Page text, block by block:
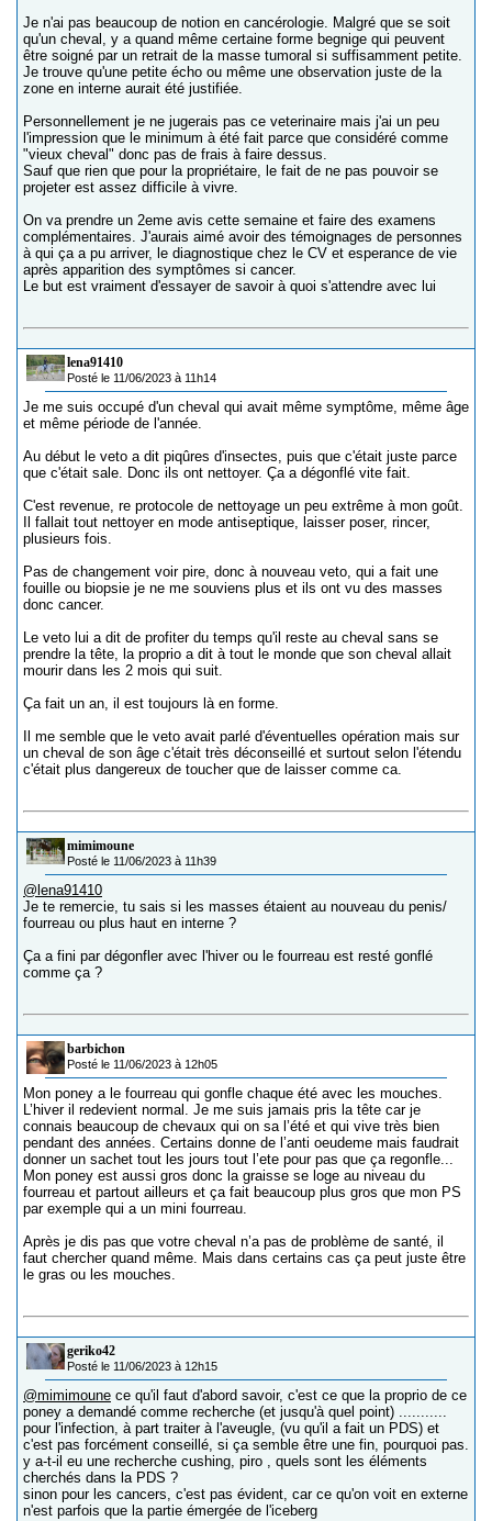
Je n'ai pas beaucoup de notion en cancérologie. Malgré que se soit
qu'un cheval, y a quand même certaine forme begnige qui peuvent
être soigné par un retrait de la masse tumoral si suffisamment petite.
Je trouve qu'une petite écho ou même une observation juste de la
zone en interne aurait été justifiée.
Personnellement je ne jugerais pas ce veterinaire mais j'ai un peu
l'impression que le minimum à été fait parce que considéré comme
"vieux cheval" donc pas de frais à faire dessus.
Sauf que rien que pour la propriétaire, le fait de ne pas pouvoir se
projeter est assez difficile à vivre.
On va prendre un 2eme avis cette semaine et faire des examens
complémentaires. J'aurais aimé avoir des témoignages de personnes
à qui ça a pu arriver, le diagnostique chez le CV et esperance de vie
après apparition des symptômes si cancer.
Le but est vraiment d'essayer de savoir à quoi s'attendre avec lui
lena91410
Posté le 11/06/2023 à 11h14
Je me suis occupé d'un cheval qui avait même symptôme, même âge
et même période de l'année.
Au début le veto a dit piqûres d'insectes, puis que c'était juste parce
que c'était sale. Donc ils ont nettoyer. Ça a dégonflé vite fait.
C'est revenue, re protocole de nettoyage un peu extrême à mon goût.
Il fallait tout nettoyer en mode antiseptique, laisser poser, rincer,
plusieurs fois.
Pas de changement voir pire, donc à nouveau veto, qui a fait une
fouille ou biopsie je ne me souviens plus et ils ont vu des masses
donc cancer.
Le veto lui a dit de profiter du temps qu'il reste au cheval sans se
prendre la tête, la proprio a dit à tout le monde que son cheval allait
mourir dans les 2 mois qui suit.
Ça fait un an, il est toujours là en forme.
Il me semble que le veto avait parlé d'éventuelles opération mais sur
un cheval de son âge c'était très déconseillé et surtout selon l'étendu
c'était plus dangereux de toucher que de laisser comme ca.
mimimoune
Posté le 11/06/2023 à 11h39
@lena91410
Je te remercie, tu sais si les masses étaient au nouveau du penis/
fourreau ou plus haut en interne ?
Ça a fini par dégonfler avec l'hiver ou le fourreau est resté gonflé
comme ça ?
barbichon
Posté le 11/06/2023 à 12h05
Mon poney a le fourreau qui gonfle chaque été avec les mouches.
L’hiver il redevient normal. Je me suis jamais pris la tête car je
connais beaucoup de chevaux qui on sa l’été et qui vive très bien
pendant des années. Certains donne de l’anti oeudeme mais faudrait
donner un sachet tout les jours tout l’ete pour pas que ça regonfle...
Mon poney est aussi gros donc la graisse se loge au niveau du
fourreau et partout ailleurs et ça fait beaucoup plus gros que mon PS
par exemple qui a un mini fourreau.
Après je dis pas que votre cheval n’a pas de problème de santé, il
faut chercher quand même. Mais dans certains cas ça peut juste être
le gras ou les mouches.
geriko42
Posté le 11/06/2023 à 12h15
@mimimoune ce qu'il faut d'abord savoir, c'est ce que la proprio de ce
poney a demandé comme recherche (et jusqu'à quel point) ...........
pour l'infection, à part traiter à l'aveugle, (vu qu'il a fait un PDS) et
c'est pas forcément conseillé, si ça semble être une fin, pourquoi pas.
y a-t-il eu une recherche cushing, piro , quels sont les éléments
cherchés dans la PDS ?
sinon pour les cancers, c'est pas évident, car ce qu'on voit en externe
n'est parfois que la partie émergée de l'iceberg